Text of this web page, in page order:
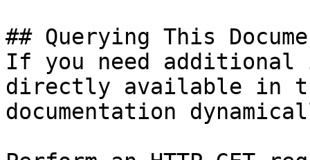
## Querying This
If you need
directly available in
documentation